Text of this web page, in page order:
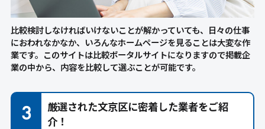
比較検討しなければいけないことが解かっていても、日々の仕事
におわれなかなか、いろんなホームページを見ることは大変な作
業です。このサイトは比較ポータルサイトになりますので掲載企
業の中から、内容を比較して選ぶことが可能です。
厳選された文京区に密着した業者をご紹
介！